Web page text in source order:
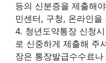
등의 신분증을 제출해
민센터, 구청, 온라인
4. 청년도약통장 신청
로 신중하게 제출해 주
장은 통장발급수수료